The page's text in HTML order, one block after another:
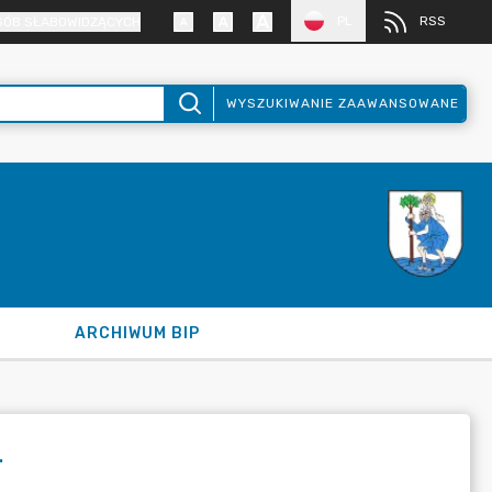
RSS
WYSZUKIWANIE ZAAWANSOWANE
ARCHIWUM BIP